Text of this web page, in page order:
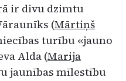
ir divu dzimtu
(Mārtiņš
turību «jauno
Alda (Marija
jaunības mīlestību